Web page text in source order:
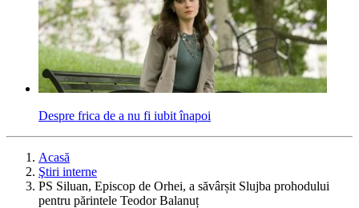
Despre frica de a nu fi iubit înapoi
Acasă
Ştiri interne
PS Siluan, Episcop de Orhei, a săvârșit Slujba prohodului
pentru părintele Teodor Balanuț